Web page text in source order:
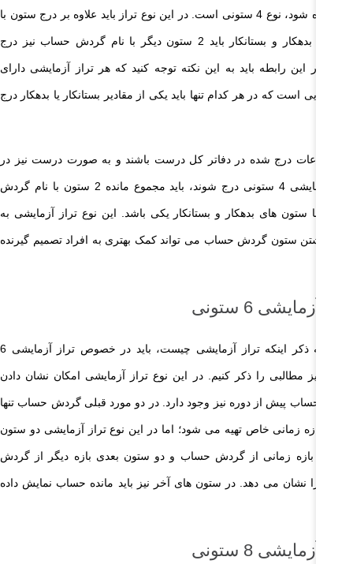
آن اشاره شود، نوع 4 ستونی است. در این نوع تراز باید علاوه بر درج ستون با
نام های بدهکار و بستانکار باید 2 ستون دیگر با نام گردش حساب نیز درج
در این رابطه باید به این نکته توجه کنید که هر تراز آزمایشی دارای
هایی است که در هر کدام تنها باید یکی از مقادیر بستانکار یا بدهکار درج
اطلاعات درج شده در دفاتر کل درست باشند و به صورت درست نیز در
تراز آزمایشی 4 ستونی درج شوند، باید مجموع مانده 2 ستون با نام گردش
با ستون های بدهکار و بستانکار یکی باشد. این نوع تراز آزمایشی به
داشتن ستون گردش حساب می تواند کمک بهتری به افراد تصمیم گیرنده
آزمایشی 6 ستونی
در ادامه ذکر اینکه تراز آزمایشی چیست، باید در خصوص تراز آزمایشی 6
نیز مطالبی را ذکر کنیم. در این نوع تراز آزمایشی امکان نشان دادن
حساب پیش از دوره نیز وجود دارد. در دو مورد قبلی گردش حساب تنها
یک بازه زمانی خاص تهیه می شود؛ اما در این نوع تراز آزمایشی دو ستون
یک بازه زمانی از گردش حساب و دو ستون بعدی بازه دیگر از گردش
را نشان می دهد. در ستون های آخر نیز باید مانده حساب نمایش داده
آزمایشی 8 ستونی